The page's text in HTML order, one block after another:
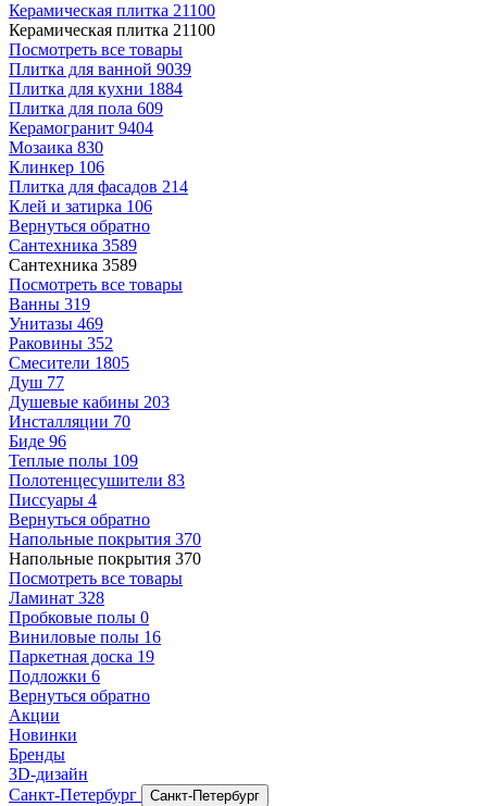
Керамическая плитка 21100
Керамическая плитка 21100
Посмотреть все товары
Плитка для ванной 9039
Плитка для кухни 1884
Плитка для пола 609
Керамогранит 9404
Мозаика 830
Клинкер 106
Плитка для фасадов 214
Клей и затирка 106
Вернуться обратно
Сантехника 3589
Сантехника 3589
Посмотреть все товары
Ванны 319
Унитазы 469
Раковины 352
Смесители 1805
Душ 77
Душевые кабины 203
Инсталляции 70
Биде 96
Теплые полы 109
Полотенцесушители 83
Писсуары 4
Вернуться обратно
Напольные покрытия 370
Напольные покрытия 370
Посмотреть все товары
Ламинат 328
Пробковые полы 0
Виниловые полы 16
Паркетная доска 19
Подложки 6
Вернуться обратно
Акции
Новинки
Бренды
3D-дизайн
Санкт-Петербург
Санкт-Петербург